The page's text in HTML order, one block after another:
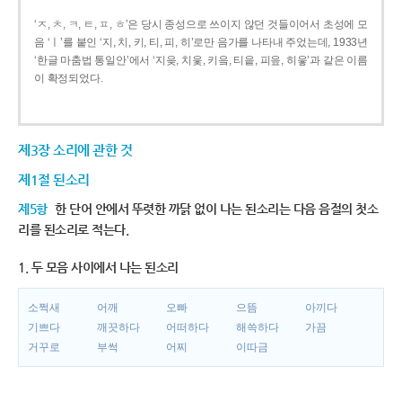
‘ㅈ, ㅊ, ㅋ, ㅌ, ㅍ, ㅎ’은 당시 종성으로 쓰이지 않던 것들이어서 초성에 모
음 ‘ㅣ’를 붙인 ‘지, 치, 키, 티, 피, 히’로만 음가를 나타내 주었는데, 1933년
‘한글 마춤법 통일안’에서 ‘지읒, 치읓, 키읔, 티읕, 피읖, 히읗’과 같은 이름
이 확정되었다.
제3장 소리에 관한 것
제1절 된소리
제5항 한 단어 안에서 뚜렷한 까닭 없이 나는 된소리는 다음 음절의 첫소
리를 된소리로 적는다.
1. 두 모음 사이에서 나는 된소리
소쩍새 어깨 오빠 으뜸
아끼다
기쁘다
깨끗하다 어떠하다 해쓱하다
가끔
거꾸로
부썩 어찌 이따금